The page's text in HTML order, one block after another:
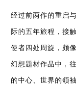
经过前两作的重启
际的五年旅程，接
使者四处周旋，颇
幻想题材作品中，
的中心、世界的领